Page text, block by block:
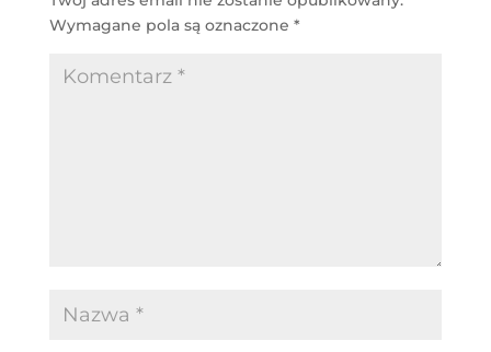
Wymagane pola są oznaczone *